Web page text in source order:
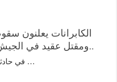
الكابرانات يعلنون
ومقتل عقيد في الجيش واثنين من الطاقم..
في حادثة مأساوية أحدثت صدمة …